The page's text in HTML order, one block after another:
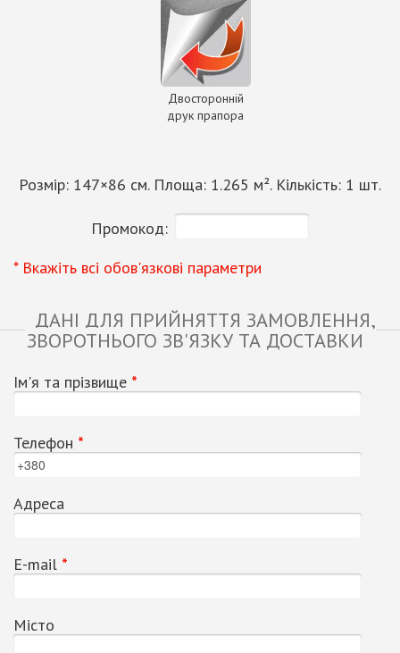
Двосторонній
друк прапора
Розмір: 147×86 см. Площа: 1.265 м². Кількість: 1 шт.
Промокод:
* Вкажіть всі обов'язкові параметри
ДАНІ ДЛЯ ПРИЙНЯТТЯ ЗАМОВЛЕННЯ,
ЗВОРОТНЬОГО ЗВ'ЯЗКУ ТА ДОСТАВКИ
Ім'я та прізвище *
Телефон *
Адреса
Е-mail *
Місто